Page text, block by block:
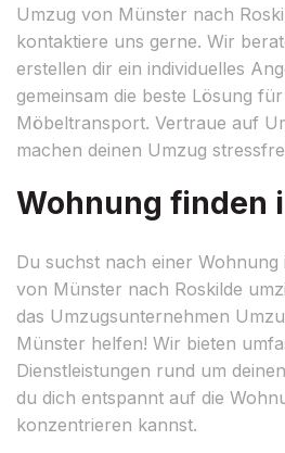
Umzug von Münster nach
kontaktiere uns gerne. Wir
erstellen dir ein individuelles
gemeinsam die beste Lösung
Möbeltransport. Vertraue auf
machen deinen Umzug
Wohnung finden
Du suchst nach einer Wohnung
von Münster nach Roskilde
das Umzugsunternehmen
Münster helfen! Wir bieten
Dienstleistungen rund um
du dich entspannt auf die
konzentrieren kannst.